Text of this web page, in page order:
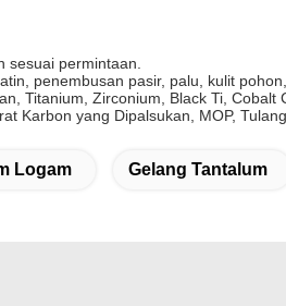
sesuai permintaan.
penembusan pasir, palu, kulit
Titanium, Zirconium, Black Ti,
Karbon yang Dipalsukan, MOP,
Logam Gelang Tantalum